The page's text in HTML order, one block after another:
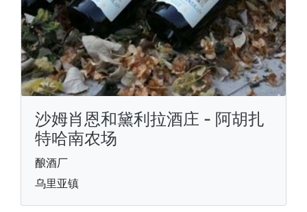
沙姆肖恩和黛利拉酒庄 - 阿胡扎
特哈南农场
酿酒厂
乌里亚镇